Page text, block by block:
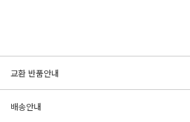
등록된 문의가 없습니다.
등록된 리뷰가 없습니다.
교환 반품안내
배송안내